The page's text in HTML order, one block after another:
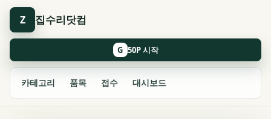
Z 집수리닷컴
카테고리 품목 접수 대시보드
G